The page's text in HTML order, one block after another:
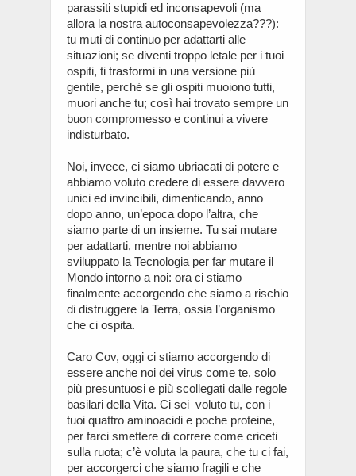
parassiti stupidi ed inconsapevoli (ma
allora la nostra autoconsapevolezza???):
tu muti di continuo per adattarti alle
situazioni; se diventi troppo letale per i tuoi
ospiti, ti trasformi in una versione più
gentile, perché se gli ospiti muoiono tutti,
muori anche tu; così hai trovato sempre un
buon compromesso e continui a vivere
indisturbato.
Noi, invece, ci siamo ubriacati di potere e
abbiamo voluto credere di essere davvero
unici ed invincibili, dimenticando, anno
dopo anno, un’epoca dopo l’altra, che
siamo parte di un insieme. Tu sai mutare
per adattarti, mentre noi abbiamo
sviluppato la Tecnologia per far mutare il
Mondo intorno a noi: ora ci stiamo
finalmente accorgendo che siamo a rischio
di distruggere la Terra, ossia l’organismo
che ci ospita.
Caro Cov, oggi ci stiamo accorgendo di
essere anche noi dei virus come te, solo
più presuntuosi e più scollegati dalle regole
basilari della Vita. Ci sei voluto tu, con i
tuoi quattro aminoacidi e poche proteine,
per farci smettere di correre come criceti
sulla ruota; c’è voluta la paura, che tu ci fai,
per accorgerci che siamo fragili e che